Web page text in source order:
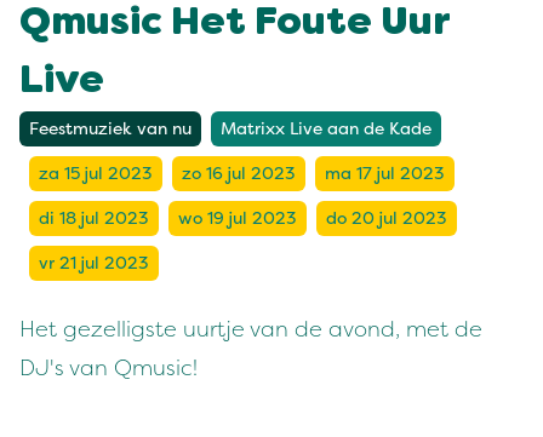
Qmusic Het Foute Uur
Live
Feestmuziek van nu Matrixx Live aan de Kade
za 15 jul 2023 zo 16 jul 2023 ma 17 jul 2023
di 18 jul 2023 wo 19 jul 2023 do 20 jul 2023
vr 21 jul 2023
Het gezelligste uurtje van de avond, met de
DJ's van Qmusic!